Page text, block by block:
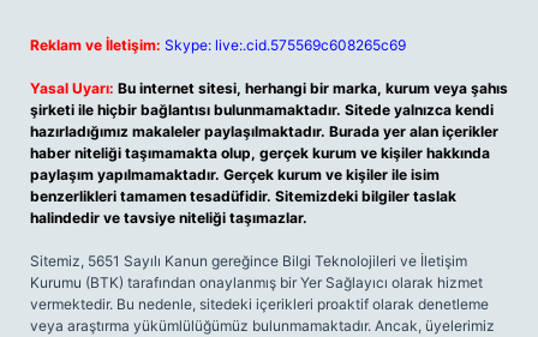
Reklam ve İletişim: Skype: live:.cid.575569c608265c69
Yasal Uyarı: Bu internet sitesi, herhangi bir marka, kurum veya şahıs
şirketi ile hiçbir bağlantısı bulunmamaktadır. Sitede yalnızca kendi
hazırladığımız makaleler paylaşılmaktadır. Burada yer alan içerikler
haber niteliği taşımamakta olup, gerçek kurum ve kişiler hakkında
paylaşım yapılmamaktadır. Gerçek kurum ve kişiler ile isim
benzerlikleri tamamen tesadüfidir. Sitemizdeki bilgiler taslak
halindedir ve tavsiye niteliği taşımazlar.
Sitemiz, 5651 Sayılı Kanun gereğince Bilgi Teknolojileri ve İletişim
Kurumu (BTK) tarafından onaylanmış bir Yer Sağlayıcı olarak hizmet
vermektedir. Bu nedenle, sitedeki içerikleri proaktif olarak denetleme
veya araştırma yükümlülüğümüz bulunmamaktadır. Ancak, üyelerimiz